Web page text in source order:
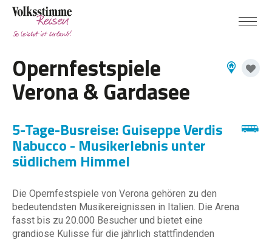
Opernfestspiele
Verona & Gardasee
5-Tage-Busreise: Guiseppe Verdis
Nabucco - Musikerlebnis unter
südlichem Himmel
Die Opernfestspiele von Verona gehören zu den
bedeutendsten Musikereignissen in Italien. Die Arena
fasst bis zu 20.000 Besucher und bietet eine
grandiose Kulisse für die jährlich stattfindenden